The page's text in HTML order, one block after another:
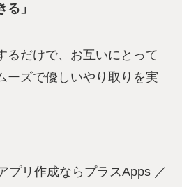
」
るだけで、お互いにとって
ーズで優しいやり取りを実
プリ作成ならプラスApps ／